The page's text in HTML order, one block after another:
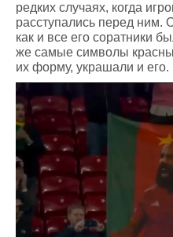
редких случаях, когда
расступались перед ним.
как и все его соратники
же самые символы
их форму, украшали и его.